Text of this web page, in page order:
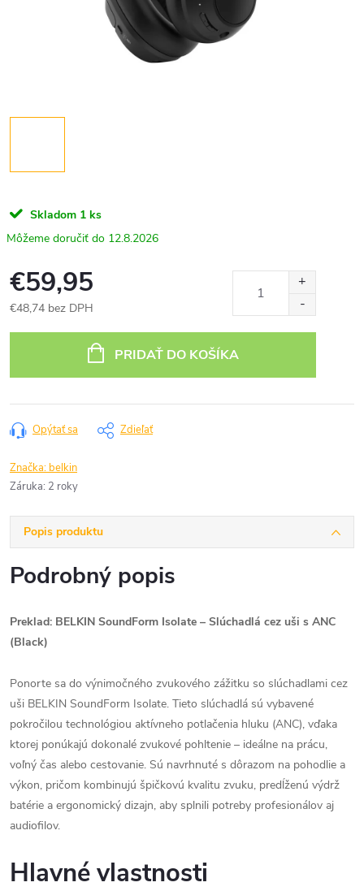
Skladom 1 ks
12.8.2026
€59,95
€48,74 bez DPH
PRIDAŤ DO KOŠÍKA
Opýtať sa Zdieľať
Značka: belkin
Záruka: 2 roky
Popis produktu
Podrobný popis
Preklad: BELKIN SoundForm Isolate – Slúchadlá cez uši s ANC
(Black)
Ponorte sa do výnimočného zvukového zážitku so slúchadlami cez
uši BELKIN SoundForm Isolate. Tieto slúchadlá sú vybavené
pokročilou technológiou aktívneho potlačenia hluku (ANC), vďaka
ktorej ponúkajú dokonalé zvukové pohltenie – ideálne na prácu,
voľný čas alebo cestovanie. Sú navrhnuté s dôrazom na pohodlie a
výkon, pričom kombinujú špičkovú kvalitu zvuku, predĺženú výdrž
batérie a ergonomický dizajn, aby splnili potreby profesionálov aj
audiofilov.
Hlavné vlastnosti